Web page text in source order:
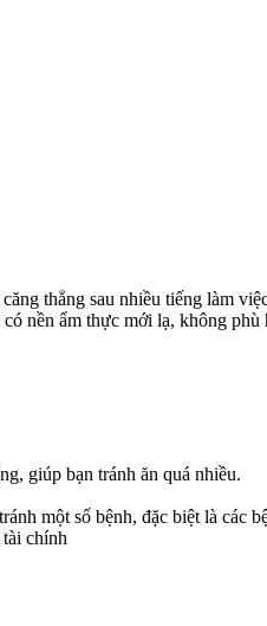
thẳng sau nhiều tiếng làm
nền ẩm thực mới lạ, không phù
giúp bạn tránh ăn quá nhiều.
một số bệnh, đặc biệt là các
chính